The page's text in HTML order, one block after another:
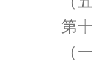
第
（